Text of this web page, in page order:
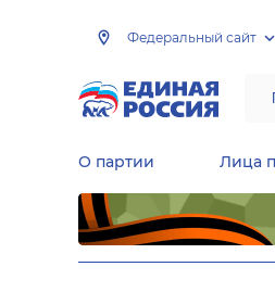
Федеральный сайт
О партии Лица